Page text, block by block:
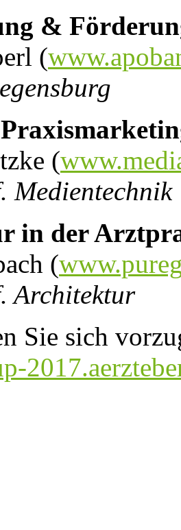
&
(
(
Medientechnik
in der
(
Architektur
Sie sich